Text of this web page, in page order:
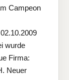
Campeon
wurde
Firma:
Neuer